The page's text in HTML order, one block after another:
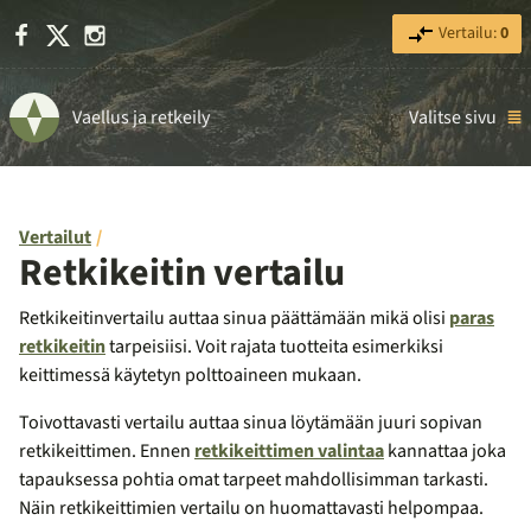
Facebook Instagram Vertailu:0
Vaellus ja retkeily Valitse sivu
Vertailut
Retkikeitin vertailu
Retkikeitinvertailu auttaa sinua päättämään mikä olisi paras
retkikeitintarpeisiisi. Voit rajata tuotteita esimerkiksi
keittimessä käytetyn polttoaineen mukaan.
Toivottavasti vertailu auttaa sinua löytämään juuri sopivan
retkikeittimen. Ennen retkikeittimen valintaakannattaa joka
tapauksessa pohtia omat tarpeet mahdollisimman tarkasti.
Näin retkikeittimien vertailu on huomattavasti helpompaa.